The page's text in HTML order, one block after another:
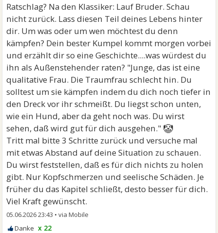
Ratschlag? Na den Klassiker: Lauf Bruder. Schau
nicht zurück. Lass diesen Teil deines Lebens hinter
dir. Um was oder um wen möchtest du denn
kämpfen? Dein bester Kumpel kommt morgen vorbei
und erzählt dir so eine Geschichte....was würdest du
ihn als Außenstehender raten? "Junge, das ist eine
qualitative Frau. Die Traumfrau schlecht hin. Du
solltest um sie kämpfen indem du dich noch tiefer in
den Dreck vor ihr schmeißt. Du liegst schon unten,
wie ein Hund, aber da geht noch was. Du wirst
sehen, daß wird gut für dich ausgehen." 🤡
Tritt mal bitte 3 Schritte zurück und versuche mal
mit etwas Abstand auf deine Situation zu schauen.
Du wirst feststellen, daß es für dich nichts zu holen
gibt. Nur Kopfschmerzen und seelische Schäden. Je
früher du das Kapitel schließt, desto besser für dich.
Viel Kraft gewünscht.
05.06.2026 23:43 •
x 22